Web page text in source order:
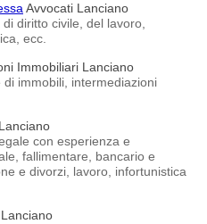
Avvocati Lanciano
diritto civile, del lavoro,
ecc.
Immobiliari Lanciano
immobili, intermediazioni
con esperienza e
fallimentare, bancario e
e divorzi, lavoro, infortunistica